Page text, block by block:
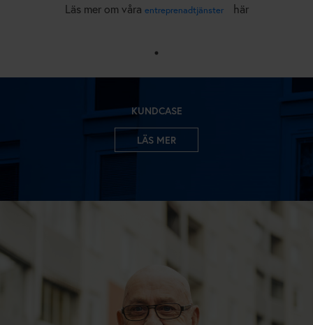
Läs mer om våra entreprenadtjänster här
KUNDCASE
LÄS MER